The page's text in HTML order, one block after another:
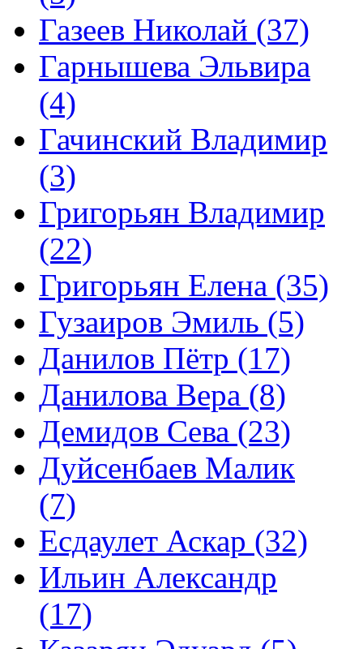
Газеев Николай (37)
Гарнышева Эльвира
(4)
Гачинский Владимир
(3)
Григорьян Владимир
(22)
Григорьян Елена (35)
Гузаиров Эмиль (5)
Данилов Пётр (17)
Данилова Вера (8)
Демидов Сева (23)
Дуйсенбаев Малик
(7)
Есдаулет Аскар (32)
Ильин Александр
(17)